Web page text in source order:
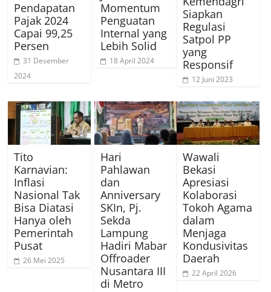
Pendapatan
Pajak 2024
Capai 99,25
Persen
31 Desember
2024
Momentum
Penguatan
Internal yang
Lebih Solid
18 April 2024
Siapkan
Regulasi
Satpol PP
yang
Responsif
12 Juni 2023
Tito
Karnavian:
Inflasi
Nasional Tak
Bisa Diatasi
Hanya oleh
Pemerintah
Pusat
26 Mei 2025
Hari
Pahlawan
dan
Anniversary
SKIn, Pj.
Sekda
Lampung
Hadiri Mabar
Offroader
Nusantara III
di Metro
Wawali
Bekasi
Apresiasi
Kolaborasi
Tokoh Agama
dalam
Menjaga
Kondusivitas
Daerah
22 April 2026